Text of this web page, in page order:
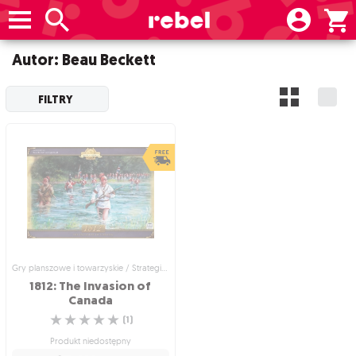
Autor: Beau Beckett
FILTRY
Gry planszowe i towarzyskie / Strategiczne gry planszowe
1812: The Invasion of
Canada
☆
☆
☆
☆
☆ (1)
Produkt niedostępny